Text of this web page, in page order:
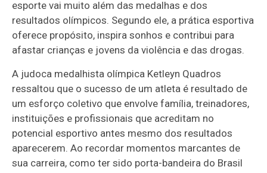
esporte vai muito além das medalhas e dos
resultados olímpicos. Segundo ele, a prática esportiva
oferece propósito, inspira sonhos e contribui para
afastar crianças e jovens da violência e das drogas.
A judoca medalhista olímpica Ketleyn Quadros
ressaltou que o sucesso de um atleta é resultado de
um esforço coletivo que envolve família, treinadores,
instituições e profissionais que acreditam no
potencial esportivo antes mesmo dos resultados
aparecerem. Ao recordar momentos marcantes de
sua carreira, como ter sido porta-bandeira do Brasil